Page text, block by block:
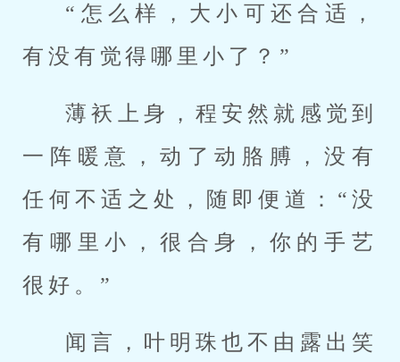
“怎么样，大小可还合适，
有没有觉得哪里小了？”
薄袄上身，程安然就感觉到
一阵暖意，动了动胳膊，没有
任何不适之处，随即便道：“没
有哪里小，很合身，你的手艺
很好。”
闻言，叶明珠也不由露出笑